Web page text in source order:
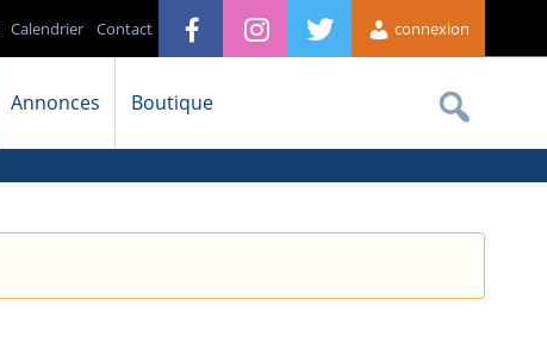
connexion
Contact
Calendrier
Annonces Boutique